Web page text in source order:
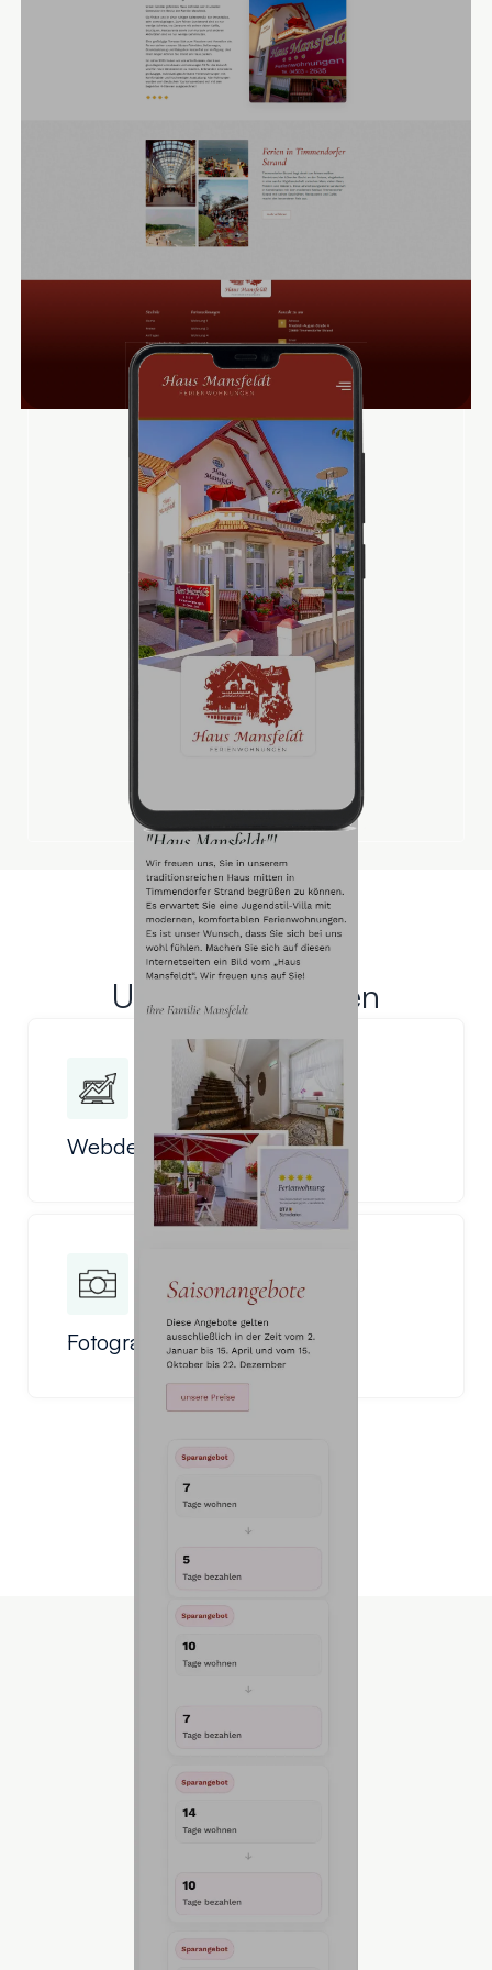
Fotoshooting von innen und außen durchgeführt
das Haus professionell zu präsentieren und potenzielle
Gäste zu überzeugen. Hierzu dienen auch präsent
platzierte Google-Bewertungen sowie ein Zertifikat vom
Umwege mit der Familie Mansfeldt in Kontakt treten
können, haben wir ein Kontaktformular direkt auf der
Website integriert, über das Fragen geklärt werden
können. Für die Buchung gibt es ein eigens
programmiertes, separates Tool, was die Betreiber
Unsere Leistungen
Webdesign
Fotograf